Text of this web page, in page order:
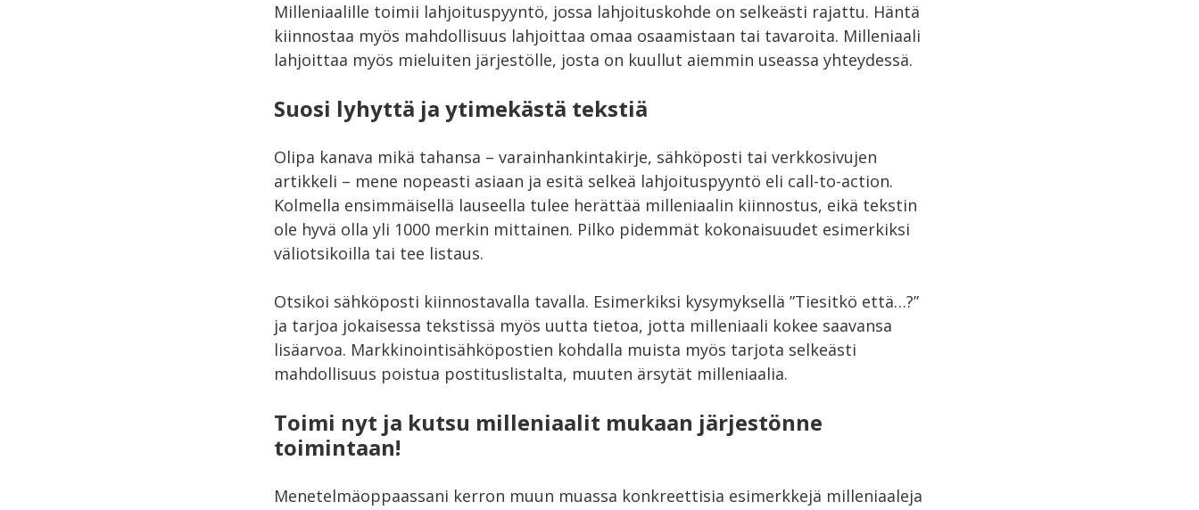
Milleniaalille toimii lahjoituspyyntö, jossa lahjoituskohde on selkeästi rajattu. Häntä
kiinnostaa myös mahdollisuus lahjoittaa omaa osaamistaan tai tavaroita. Milleniaali
lahjoittaa myös mieluiten järjestölle, josta on kuullut aiemmin useassa yhteydessä.
Suosi lyhyttä ja ytimekästä tekstiä
Olipa kanava mikä tahansa – varainhankintakirje, sähköposti tai verkkosivujen
artikkeli – mene nopeasti asiaan ja esitä selkeä lahjoituspyyntö eli call-to-action.
Kolmella ensimmäisellä lauseella tulee herättää milleniaalin kiinnostus, eikä tekstin
ole hyvä olla yli 1000 merkin mittainen. Pilko pidemmät kokonaisuudet esimerkiksi
väliotsikoilla tai tee listaus.
Otsikoi sähköposti kiinnostavalla tavalla. Esimerkiksi kysymyksellä ”Tiesitkö että…?”
ja tarjoa jokaisessa tekstissä myös uutta tietoa, jotta milleniaali kokee saavansa
lisäarvoa. Markkinointisähköpostien kohdalla muista myös tarjota selkeästi
mahdollisuus poistua postituslistalta, muuten ärsytät milleniaalia.
Toimi nyt ja kutsu milleniaalit mukaan järjestönne
toimintaan!
Menetelmäoppaassani kerron muun muassa konkreettisia esimerkkejä milleniaaleja